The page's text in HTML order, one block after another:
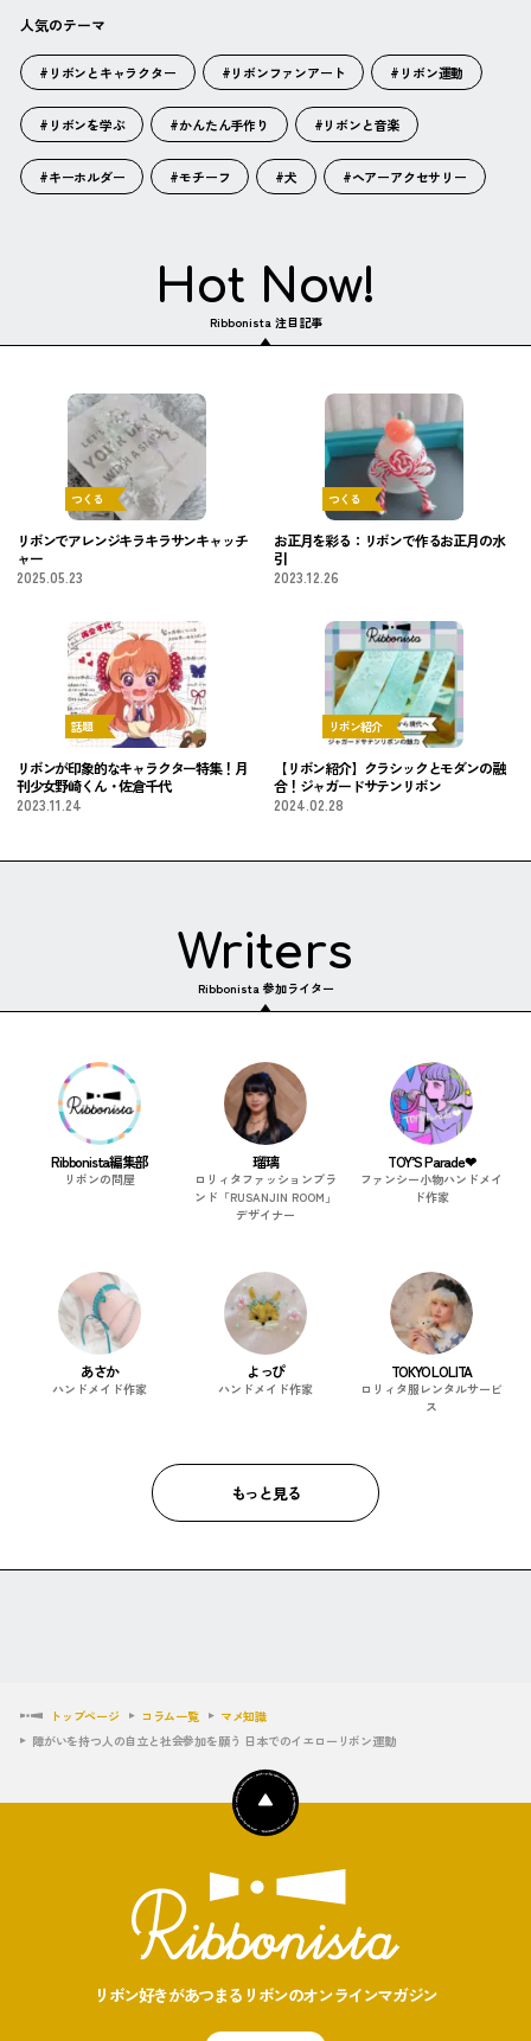
人気のテーマ
#リボンとキャラクター #リボンファンアート #リボン運動
#リボンを学ぶ #かんたん手作り #リボンと音楽
#キーホルダー #モチーフ #犬 #ヘアーアクセサリー
Hot Now!
Ribbonista 注目記事
つくる
リボンでアレンジキラキラサンキャッチ
ャー
2025.05.23
つくる
お正月を彩る：リボンで作るお正月の水
引
2023.12.26
話題
リボンが印象的なキャラクター特集！月
刊少女野崎くん・佐倉千代
2023.11.24
リボン紹介
【リボン紹介】クラシックとモダンの融
合！ジャガードサテンリボン
2024.02.28
Writers
Ribbonista 参加ライター
Ribbonista編集部
リボンの問屋
瑠璃
ロリィタファッションブラ
ンド「RUSANJIN ROOM」
デザイナー
TOY’S Parade❤︎
ファンシー小物ハンドメイ
ド作家
あさか
ハンドメイド作家
よっぴ
ハンドメイド作家
TOKYO LOLITA
ロリィタ服レンタルサービ
ス
もっと見る
トップページ コラム一覧
マメ知識
障がいを持つ人の自立と社会参加を願う 日本でのイエローリボン運動
リボン好きがあつまるリボンのオンラインマガジン